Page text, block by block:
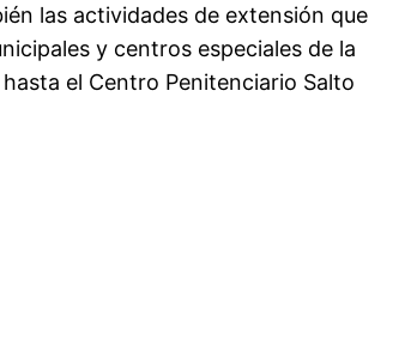
las actividades de extensión que
y centros especiales de la
el Centro Penitenciario Salto